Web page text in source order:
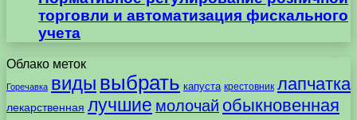
торговли и автоматизация фискального
учета
Облако меток
Горечавка виды выбрать капуста крестовник лапчатка
лекарственная лучшие молочай обыкновенная